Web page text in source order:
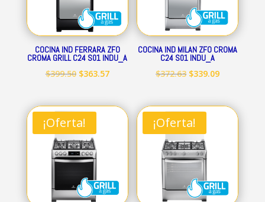
COCINA IND FERRARA ZFO
CROMA GRILL C24 S01 INDU_A
$399.50 El
original
era:
$399.50.
$363.57El
actual
COCINA IND MILAN ZFO CROMA
C24 S01 INDU_A
$372.63 El
original
era:
$372.63.
$339.09El
actual
¡Oferta! ¡Oferta!